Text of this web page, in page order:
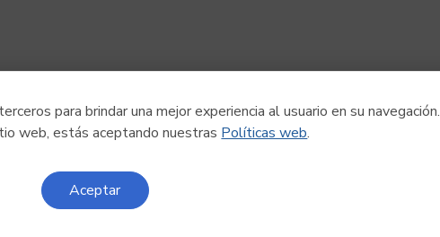
para brindar una mejor experiencia al usuario en su navegación.
web, estás aceptando nuestras Políticas web.
Aceptar